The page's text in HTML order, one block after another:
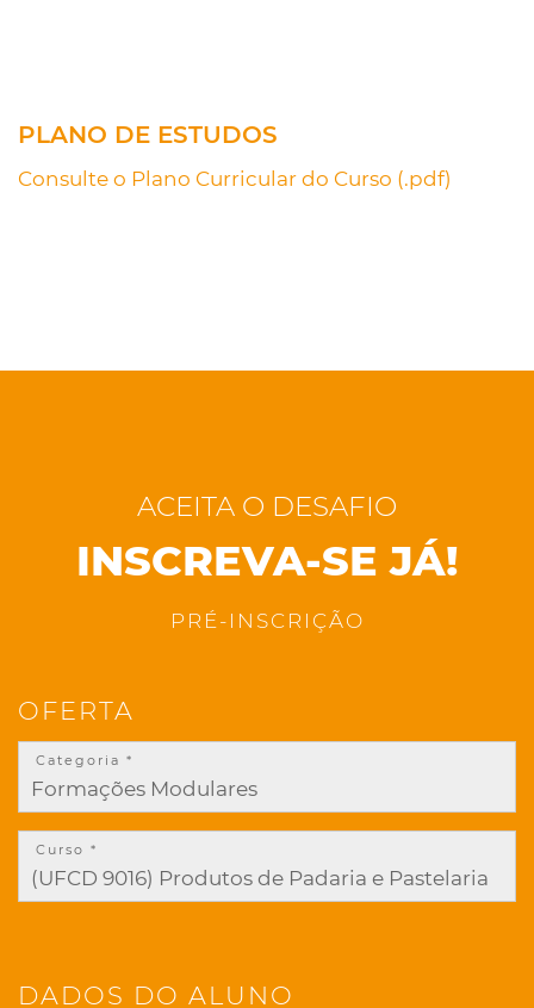
PLANO DE ESTUDOS
Consulte o Plano Curricular do Curso (.pdf)
ACEITA O DESAFIO
INSCREVA-SE JÁ!
PRÉ-INSCRIÇÃO
OFERTA
Categoria *
Curso *
DADOS DO ALUNO